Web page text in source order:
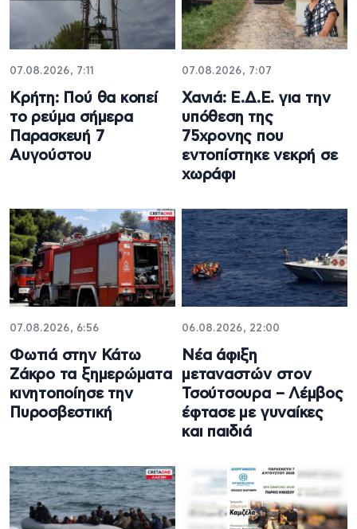
07.08.2026, 7:11
Κρήτη: Πού θα κοπεί
το ρεύμα σήμερα
Παρασκευή 7
Αυγούστου
07.08.2026, 7:07
Χανιά: Ε.Δ.Ε. για την
υπόθεση της
75χρονης που
εντοπίστηκε νεκρή σε
χωράφι
07.08.2026, 6:56
Φωτιά στην Κάτω
Ζάκρο τα ξημερώματα
κινητοποίησε την
Πυροσβεστική
06.08.2026, 22:00
Νέα άφιξη
μεταναστών στον
Τσούτσουρα – Λέμβος
έφτασε με γυναίκες
και παιδιά